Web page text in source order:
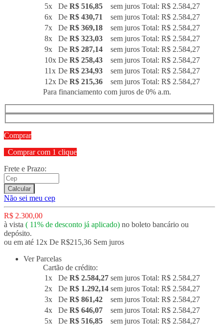
5x
De R$ 516,85 sem juros Total: R$ 2.584,27
6x
De R$ 430,71 sem juros Total: R$ 2.584,27
7x
De R$ 369,18 sem juros Total: R$ 2.584,27
8x
De R$ 323,03 sem juros Total: R$ 2.584,27
9x
De R$ 287,14 sem juros Total: R$ 2.584,27
10x De R$ 258,43 sem juros Total: R$ 2.584,27
11x De R$ 234,93 sem juros Total: R$ 2.584,27
12x De R$ 215,36 sem juros Total: R$ 2.584,27
Para financiamento com juros de 0% a.m.
Comprar
Comprar com 1 clique
Frete e Prazo:
Calcular
Não sei meu cep
R$ 2.300,00
à vista ( 11% de desconto já aplicado) no boleto bancário ou
depósito.
ou em até 12x De R$215,36 Sem juros
Ver Parcelas
Cartão de crédito:
1x
De R$ 2.584,27 sem juros Total: R$ 2.584,27
2x
De R$ 1.292,14 sem juros Total: R$ 2.584,27
3x
De R$ 861,42 sem juros Total: R$ 2.584,27
4x
De R$ 646,07 sem juros Total: R$ 2.584,27
5x
De R$ 516,85 sem juros Total: R$ 2.584,27